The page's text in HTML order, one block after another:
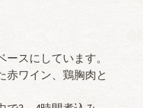
スにしています。
赤ワイン、鶏胸肉と